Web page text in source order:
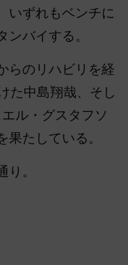
いずれもベンチに
バイする。
らのリハビリを経
た中島翔哉、そし
ル・グスタフソ
たしている。
。